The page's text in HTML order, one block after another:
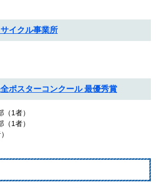
イクル事業所
ポスターコンクール 最優秀賞
1者）
1者）